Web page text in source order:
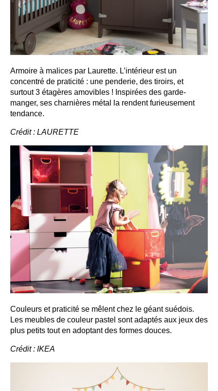
Armoire à malices par Laurette. L’intérieur est un
concentré de praticité : une penderie, des tiroirs, et
surtout 3 étagères amovibles ! Inspirées des garde-
manger, ses charnières métal la rendent furieusement
tendance.
Crédit : LAURETTE
Couleurs et praticité se mêlent chez le géant suédois.
Les meubles de couleur pastel sont adaptés aux jeux des
plus petits tout en adoptant des formes douces.
Crédit : IKEA